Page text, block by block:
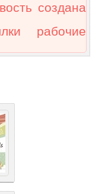
создана
рабочие